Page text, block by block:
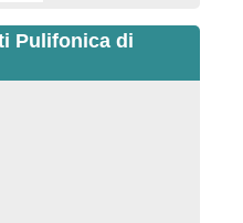
Pulifonica di